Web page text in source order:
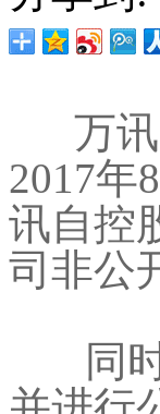
万讯
2017年
讯自控
司非公
同时